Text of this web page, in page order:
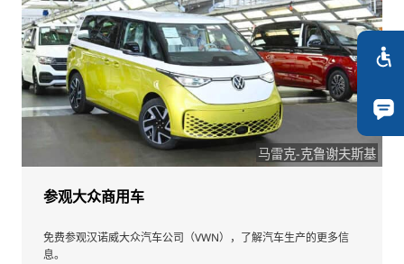
马雷克-克鲁谢夫斯基
参观大众商用车
免费参观汉诺威大众汽车公司（VWN），了解汽车生产的更多信
息。